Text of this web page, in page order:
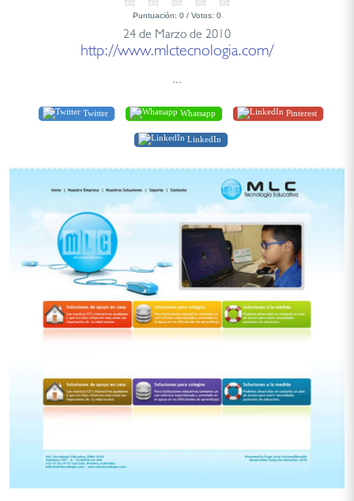
Puntuación: 0 / Votos: 0
24 de Marzo de 2010
http://www.mlctecnologia.com/
...
Twitter Whatsapp Pinterest
LinkedIn